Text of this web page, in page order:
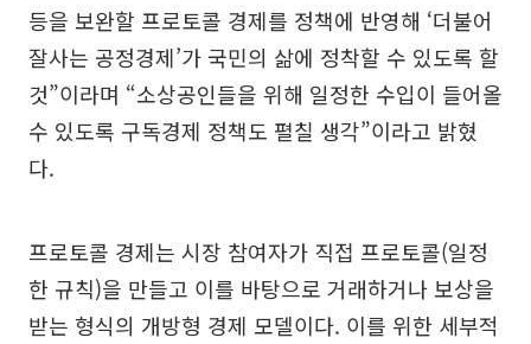
등을 보완할 프로토콜 경제를 정책에 반영해 ‘더불어
잘사는 공정경제’가 국민의 삶에 정착할 수 있도록 할
것”이라며 “소상공인들을 위해 일정한 수입이 들어올
수 있도록 구독경제 정책도 펼칠 생각”이라고 밝혔
다.
프로토콜 경제는 시장 참여자가 직접 프로토콜(일정
한 규칙)을 만들고 이를 바탕으로 거래하거나 보상을
받는 형식의 개방형 경제 모델이다. 이를 위한 세부적